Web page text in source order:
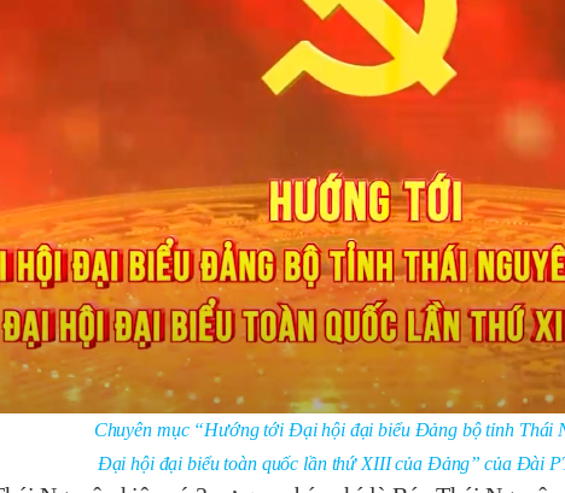
Chuyên mục “Hướng tớiĐại hội đại biểu Đảng bộ tỉnh Thái
Đại hội đại biểu toàn quốc lần thứ XIII của Đảng” của Đài